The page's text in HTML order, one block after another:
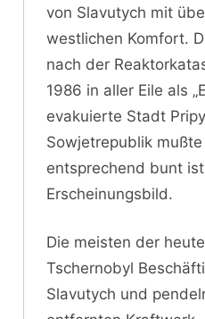
von Slavutych mit
westlichen Komfort.
nach der
1986 in aller Eile als
evakuierte Stadt
Sowjetrepublik
entsprechend bunt
Erscheinungsbild.
Die meisten der
Tschernobyl
Slavutych und